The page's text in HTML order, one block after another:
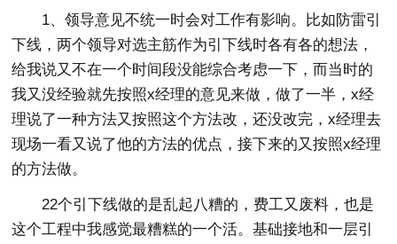
1、领导意见不统一时会对工作有影响。比如防雷引
下线，两个领导对选主筋作为引下线时各有各的想法，
给我说又不在一个时间段没能综合考虑一下，而当时的
我又没经验就先按照x经理的意见来做，做了一半，x经
理说了一种方法又按照这个方法改，还没改完，x经理去
现场一看又说了他的方法的优点，接下来的又按照x经理
的方法做。
22个引下线做的是乱起八糟的，费工又废料，也是
这个工程中我感觉最糟糕的一个活。基础接地和一层引